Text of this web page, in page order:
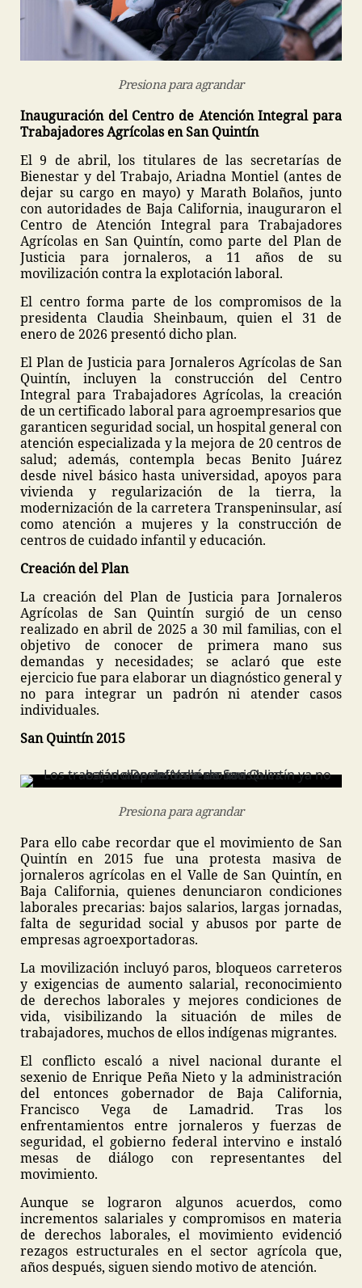
Presiona para agrandar
Inauguración del Centro de Atención Integral para
Trabajadores Agrícolas en San Quintín
El 9 de abril, los titulares de las secretarías de
Bienestar y del Trabajo, Ariadna Montiel (antes de
dejar su cargo en mayo) y Marath Bolaños, junto
con autoridades de Baja California, inauguraron el
Centro de Atención Integral para Trabajadores
Agrícolas en San Quintín, como parte del Plan de
Justicia para jornaleros, a 11 años de su
movilización contra la explotación laboral.
El centro forma parte de los compromisos de la
presidenta Claudia Sheinbaum, quien el 31 de
enero de 2026 presentó dicho plan.
El Plan de Justicia para Jornaleros Agrícolas de San
Quintín, incluyen la construcción del Centro
Integral para Trabajadores Agrícolas, la creación
de un certificado laboral para agroempresarios que
garanticen seguridad social, un hospital general con
atención especializada y la mejora de 20 centros de
salud; además, contempla becas Benito Juárez
desde nivel básico hasta universidad, apoyos para
vivienda y regularización de la tierra, la
modernización de la carretera Transpeninsular, así
como atención a mujeres y la construcción de
centros de cuidado infantil y educación.
Creación del Plan
La creación del Plan de Justicia para Jornaleros
Agrícolas de San Quintín surgió de un censo
realizado en abril de 2025 a 30 mil familias, con el
objetivo de conocer de primera mano sus
demandas y necesidades; se aclaró que este
ejercicio fue para elaborar un diagnóstico general y
no para integrar un padrón ni atender casos
individuales.
San Quintín 2015
Presiona para agrandar
Para ello cabe recordar que el movimiento de San
Quintín en 2015 fue una protesta masiva de
jornaleros agrícolas en el Valle de San Quintín, en
Baja California, quienes denunciaron condiciones
laborales precarias: bajos salarios, largas jornadas,
falta de seguridad social y abusos por parte de
empresas agroexportadoras.
La movilización incluyó paros, bloqueos carreteros
y exigencias de aumento salarial, reconocimiento
de derechos laborales y mejores condiciones de
vida, visibilizando la situación de miles de
trabajadores, muchos de ellos indígenas migrantes.
El conflicto escaló a nivel nacional durante el
sexenio de Enrique Peña Nieto y la administración
del entonces gobernador de Baja California,
Francisco Vega de Lamadrid. Tras los
enfrentamientos entre jornaleros y fuerzas de
seguridad, el gobierno federal intervino e instaló
mesas de diálogo con representantes del
movimiento.
Aunque se lograron algunos acuerdos, como
incrementos salariales y compromisos en materia
de derechos laborales, el movimiento evidenció
rezagos estructurales en el sector agrícola que,
años después, siguen siendo motivo de atención.